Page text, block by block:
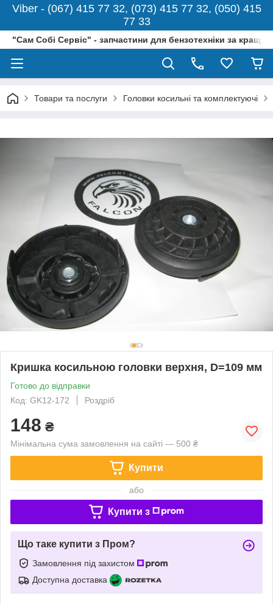
Viber - (067) 415 77 32, (073) 415 77 32, (050) 415
77 33
"Сам Собі Сервіс" - запчастини для бензотехніки за
Товари та послуги Головки косильні та комплектуючі
Кришка косильною головки верхня, D=109 мм
Готово до відправки
Код: GK12-172
Роздріб
148 ₴
Мінімальна сума замовлення на сайті — 500 ₴
Купити
або
Купити з
Що таке купити з Пром?
Замовлення під захистом
Доступна доставка